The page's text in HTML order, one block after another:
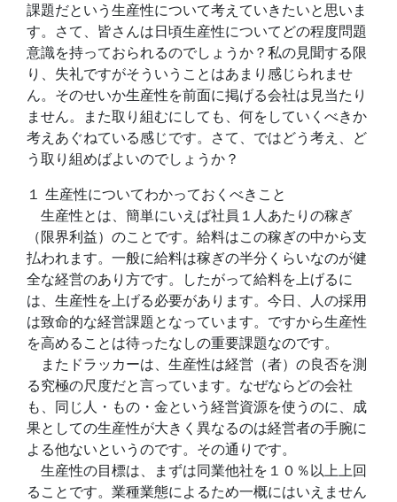
課題だという生産性について考えていきたいと思いま
す。さて、皆さんは日頃生産性についてどの程度問題
意識を持っておられるのでしょうか？私の見聞する限
り、失礼ですがそういうことはあまり感じられませ
ん。そのせいか生産性を前面に掲げる会社は見当たり
ません。また取り組むにしても、何をしていくべきか
考えあぐねている感じです。さて、ではどう考え、ど
う取り組めばよいのでしょうか？
１ 生産性についてわかっておくべきこと
生産性とは、簡単にいえば社員１人あたりの稼ぎ
（限界利益）のことです。給料はこの稼ぎの中から支
払われます。一般に給料は稼ぎの半分くらいなのが健
全な経営のあり方です。したがって給料を上げるに
は、生産性を上げる必要があります。今日、人の採用
は致命的な経営課題となっています。ですから生産性
を高めることは待ったなしの重要課題なのです。
またドラッカーは、生産性は経営（者）の良否を測
る究極の尺度だと言っています。なぜならどの会社
も、同じ人・もの・金という経営資源を使うのに、成
果としての生産性が大きく異なるのは経営者の手腕に
よる他ないというのです。その通りです。
生産性の目標は、まずは同業他社を１０％以上上回
ることです。業種業態によるため一概にはいえません